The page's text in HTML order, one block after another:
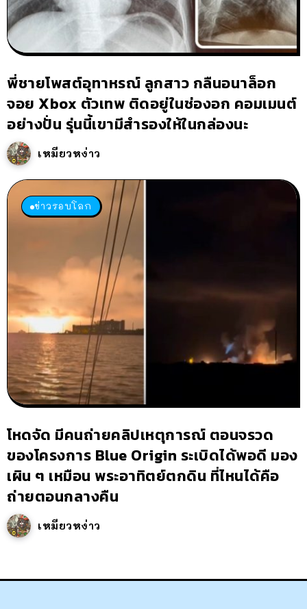
พี่ชายโพสต์อุทาหรณ์ ลูกสาว กลืนอนาล็อก
จอย Xbox ตัวเทพ ติดอยู่ในช่องอก คอมเมนต์
อย่างปั่น รุ่นนี้เขามีสำรองให้ในกล่องนะ
เหมียวหง่าว
ข่าวรอบโลก
โหดจัด มีคนถ่ายคลิปเหตุการณ์ ตอนจรวด
ของโครงการ Blue Origin ระเบิดได้พอดี มอง
เผิน ๆ เหมือน พระอาทิตย์ตกดิน ที่ไหนได้คือ
ถ่ายตอนกลางคืน
เหมียวหง่าว